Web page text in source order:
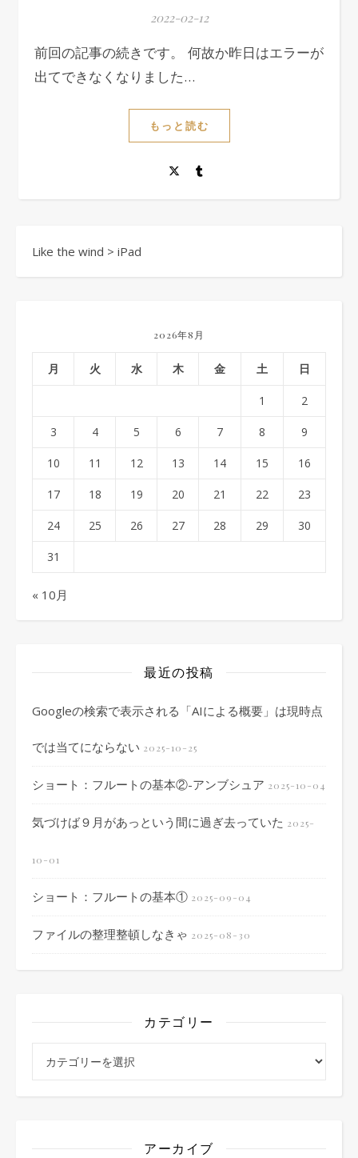
2022-02-12
前回の記事の続きです。 何故か昨日はエラーが
出てできなくなりました…
もっと読む
Like the wind > iPad
2026年8月
月 火 水 木 金 土 日
1 2
3 4 5 6 7 8 9
10 11 12 13 14 15 16
17 18 19 20 21 22 23
24 25 26 27 28 29 30
31
« 10月
最近の投稿
Googleの検索で表示される「AIによる概要」は現時点
では当てにならない 2025-10-25
ショート：フルートの基本②-アンブシュア 2025-10-04
気づけば９月があっという間に過ぎ去っていた 2025-
10-01
ショート：フルートの基本① 2025-09-04
ファイルの整理整頓しなきゃ 2025-08-30
カテゴリー
アーカイブ